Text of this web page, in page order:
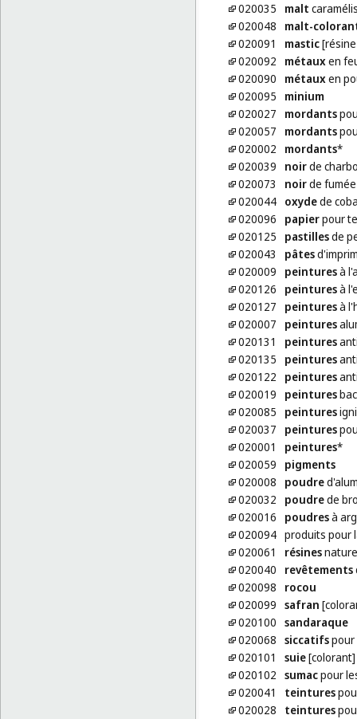
020035
malt
020048
malt-
020091
mastic
020092
métauxen
020090
métauxen
020095
minium
020027
mordants
020057
mordants
020002
mordants*
020039
noirde
020073
noirde
020044 oxydede
020096
papierpour
020125
pastillesde
020043
pâtes
020009
peinturesà
020126
peinturesà
020127
peinturesà
020007
peintures
020131
peintures
020135
peintures
020122
peintures
020019
peintures
020085
peintures
020037
peintures
020001
peintures*
020059
pigments
020008
poudre
020032
poudrede
020016
poudresà
020094 produits pour
020061
résines
020040
revêtements
020098
rocou
020099 safran
020100 sandaraque
020068 siccatifspour
020101
suie[colorant]
020102 sumacpour
020041
teintures
020028
teintures